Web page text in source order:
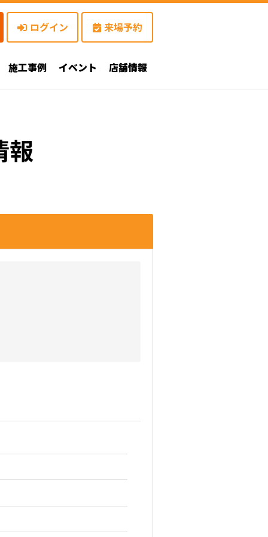
ログイン 来場予約
施工事例 イベント 店舗情報
報